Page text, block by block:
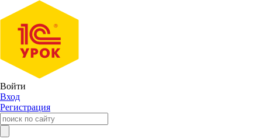
Войти
Вход
Регистрация